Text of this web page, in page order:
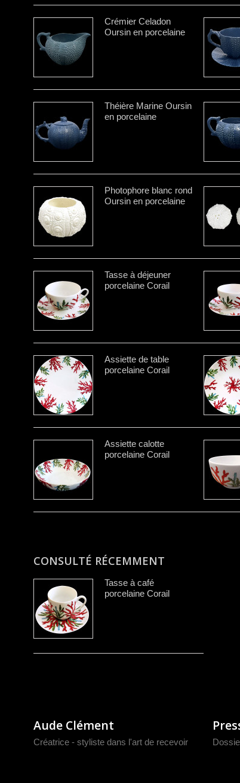
Crémier Celadon
Oursin en porcelaine
Théière Marine Oursin
en porcelaine
Photophore blanc rond
Oursin en porcelaine
Tasse à déjeuner
porcelaine Corail
Assiette de table
porcelaine Corail
Assiette calotte
porcelaine Corail
CONSULTÉ RÉCEMMENT
Tasse à café
porcelaine Corail
Aude Clément
Créatrice - styliste dans l'art de recevoir